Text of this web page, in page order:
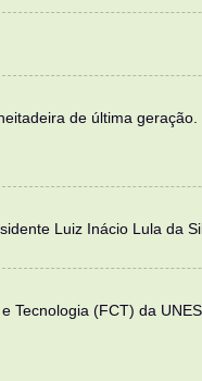
de última
Luiz Inácio Lula da
Tecnologia (FCT) da